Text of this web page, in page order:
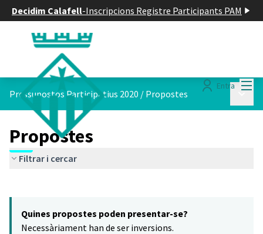
Decidim Calafell-Inscripcions Registre Participants PAM
Entra
Pressupostos Participatius 2020 / Propostes
Propostes
Filtrar i cercar
−
Quines propostes poden presentar-se?
Necessàriament han de ser inversions.